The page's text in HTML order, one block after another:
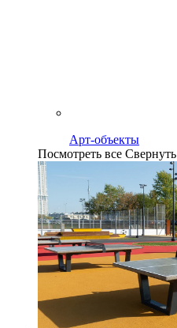
Арт-объекты
Посмотреть все Свернуть